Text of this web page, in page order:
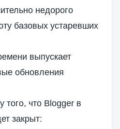
недорого
базовых устаревших
выпускает
обновления
того, что Blogger в
закрыт: